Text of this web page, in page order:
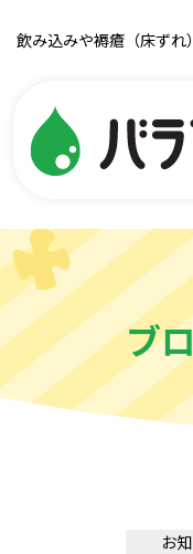
飲み込みや褥瘡（床ず
ブ
お